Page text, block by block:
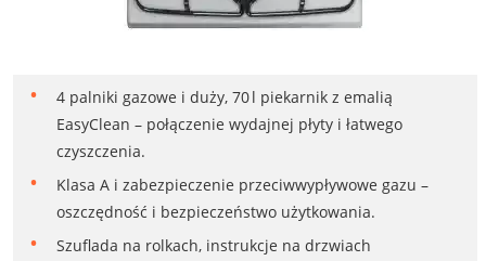
4 palniki gazowe i duży, 70 l piekarnik z emalią
EasyClean – połączenie wydajnej płyty i łatwego
czyszczenia.
Klasa A i zabezpieczenie przeciwwypływowe gazu –
oszczędność i bezpieczeństwo użytkowania.
Szuflada na rolkach, instrukcje na drzwiach